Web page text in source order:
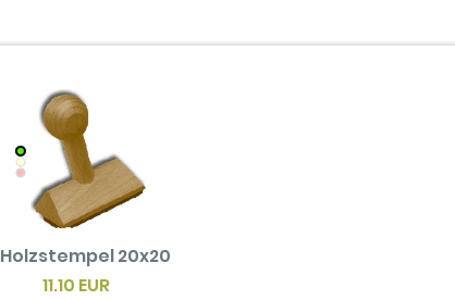
Holzstempel 20x20
11.10 EUR